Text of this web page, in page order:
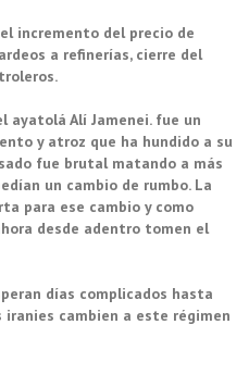
incremento del precio de
a refinerías, cierre del
ayatolá Alí Jamenei. fue un
y atroz que ha hundido a su
fue brutal matando a más
un cambio de rumbo. La
para ese cambio y como
desde adentro tomen el
días complicados hasta
cambien a este régimen